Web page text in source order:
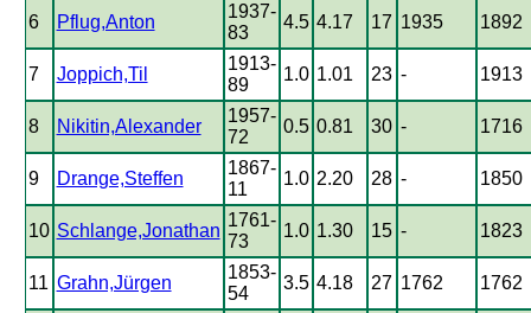
6 Pflug,Anton
1937-
83
4.5 4.17 17 1935 1892
7 Joppich,Til
1913-
89
1.0 1.01 23 - 1913
8 Nikitin,Alexander
1957-
72
0.5 0.81 30 - 1716
9 Drange,Steffen
1867-
11
1.0 2.20 28 - 1850
10 Schlange,Jonathan
1761-
73
1.0 1.30 15 - 1823
11 Grahn,Jürgen
1853-
54
3.5 4.18 27 1762 1762